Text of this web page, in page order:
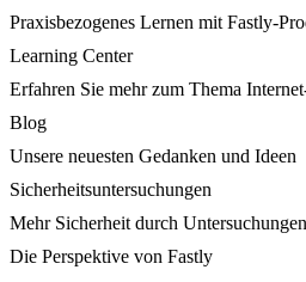
Praxisbezogenes Lernen mit Fastly-
Learning Center
Erfahren Sie mehr zum Thema
Blog
Unsere neuesten Gedanken und Ideen
Sicherheitsuntersuchungen
Mehr Sicherheit durch Untersuchungen
Die Perspektive von Fastly